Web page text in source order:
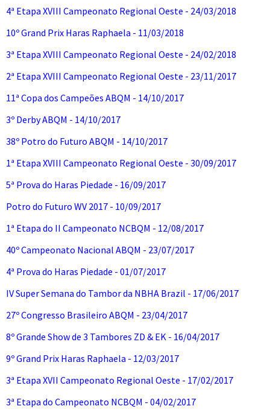
4ª Etapa XVIII Campeonato Regional Oeste - 24/03/2018
10º Grand Prix Haras Raphaela - 11/03/2018
3ª Etapa XVIII Campeonato Regional Oeste - 24/02/2018
2ª Etapa XVIII Campeonato Regional Oeste - 23/11/2017
11ª Copa dos Campeões ABQM - 14/10/2017
3º Derby ABQM - 14/10/2017
38º Potro do Futuro ABQM - 14/10/2017
1ª Etapa XVIII Campeonato Regional Oeste - 30/09/2017
5ª Prova do Haras Piedade - 16/09/2017
Potro do Futuro WV 2017 - 10/09/2017
1ª Etapa do II Campeonato NCBQM - 12/08/2017
40º Campeonato Nacional ABQM - 23/07/2017
4ª Prova do Haras Piedade - 01/07/2017
IV Super Semana do Tambor da NBHA Brazil - 17/06/2017
27º Congresso Brasileiro ABQM - 23/04/2017
8º Grande Show de 3 Tambores ZD & EK - 16/04/2017
9º Grand Prix Haras Raphaela - 12/03/2017
3ª Etapa XVII Campeonato Regional Oeste - 17/02/2017
3ª Etapa do Campeonato NCBQM - 04/02/2017